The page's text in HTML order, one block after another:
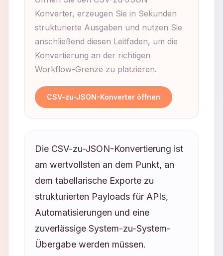
Konverter, erzeugen Sie in Sekunden
strukturierte Ausgaben und nutzen Sie
anschließend diesen Leitfaden, um die
Konvertierung an der richtigen
Workflow-Grenze zu platzieren.
CSV-zu-JSON-Konverter öffnen
Die CSV-zu-JSON-Konvertierung ist
am wertvollsten an dem Punkt, an
dem tabellarische Exporte zu
strukturierten Payloads für APIs,
Automatisierungen und eine
zuverlässige System-zu-System-
Übergabe werden müssen.